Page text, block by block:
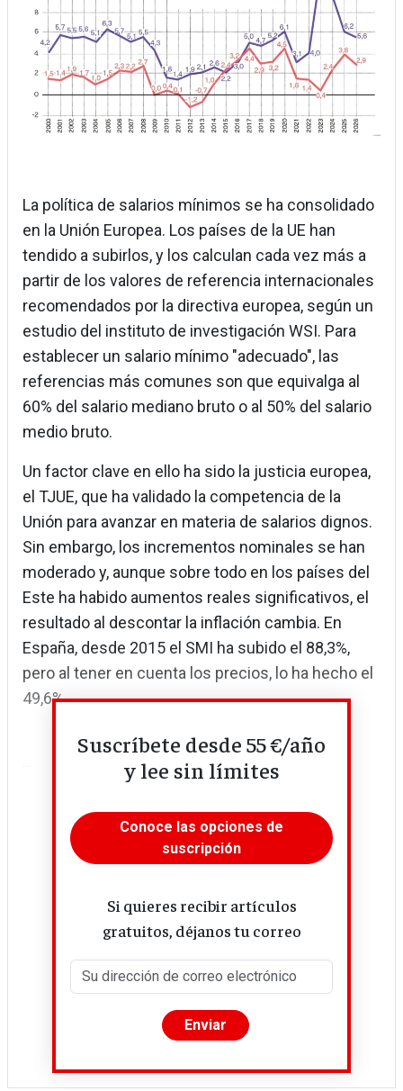
La política de salarios mínimos se ha consolidado
en la Unión Europea. Los países de la UE han
tendido a subirlos, y los calculan cada vez más a
partir de los valores de referencia internacionales
recomendados por la directiva europea, según un
estudio del instituto de investigación WSI. Para
establecer un salario mínimo "adecuado", las
referencias más comunes son que equivalga al
60% del salario mediano bruto o al 50% del salario
medio bruto.
Un factor clave en ello ha sido la justicia europea,
el TJUE, que ha validado la competencia de la
Unión para avanzar en materia de salarios dignos.
Sin embargo, los incrementos nominales se han
moderado y, aunque sobre todo en los países del
Este ha habido aumentos reales significativos, el
resultado al descontar la inflación cambia. En
España, desde 2015 el SMI ha subido el 88,3%,
pero al tener en cuenta los precios, lo ha hecho el
49,6%.
Suscríbete desde 55 €/año
y lee sin límites
Conoce las opciones de
suscripción
Si quieres recibir artículos
gratuitos, déjanos tu correo